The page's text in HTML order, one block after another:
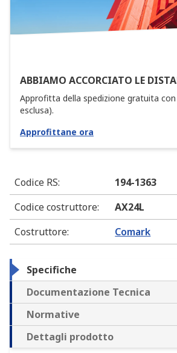
ABBIAMO ACCORCIATO LE
Approfitta della spedizione gratuita con
esclusa).
Approfittane ora
Codice RS:
194-1363
Codice costruttore:
AX24L
Costruttore: Comark
Specifiche
Documentazione Tecnica
Normative
Dettagli prodotto